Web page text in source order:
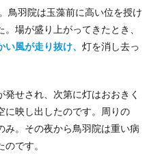
鳥羽院は玉藻前に高い位を授け
場が盛り上がってきたとき、
風が走り抜け、 灯を消し去っ
せされ、次第に灯はおおきく
に映し出したのです。周りの
み。その夜から鳥羽院は重い病
です。